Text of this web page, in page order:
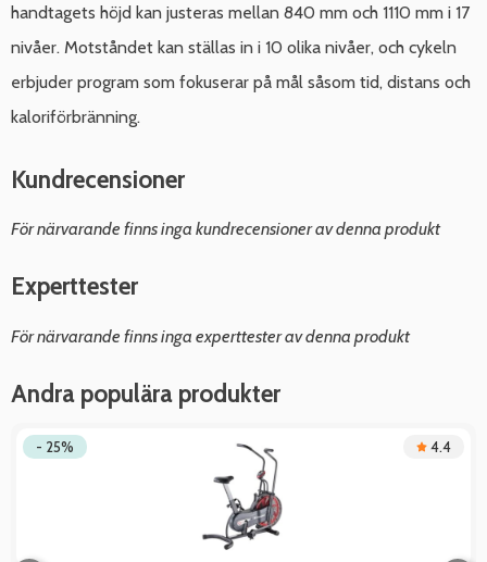
handtagets höjd kan justeras mellan 840 mm och 1110 mm i 17
nivåer. Motståndet kan ställas in i 10 olika nivåer, och cykeln
erbjuder program som fokuserar på mål såsom tid, distans och
kaloriförbränning.
Kundrecensioner
För närvarande finns inga kundrecensioner av denna produkt
Experttester
För närvarande finns inga experttester av denna produkt
Andra populära produkter
- 25% 4.4